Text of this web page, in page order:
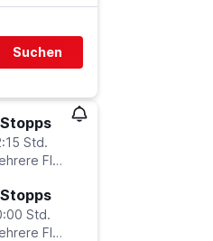
Suchen
Std.
Mehrere Fluglinien
Std.
Mehrere Fluglinien